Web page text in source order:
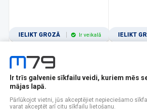
IELIKT GROZĀ Ir veikalā IELIKT
1 2 3 4 5 6 7 8
Popularitātes Rādīt 12
Ir trīs galvenie sīkfailu veidi, kuriem mēs
mājas lapā.
Pārlūkojot vietni, jūs akceptējiet nepieciešamo
varat akceptēt arī citu sīkfailu lietošanu.